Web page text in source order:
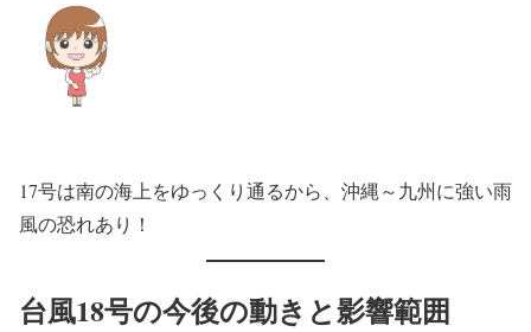
17号は南の海上をゆっくり通るから、沖縄～九州に強い雨
風の恐れあり！
台風18号の今後の動きと影響範囲